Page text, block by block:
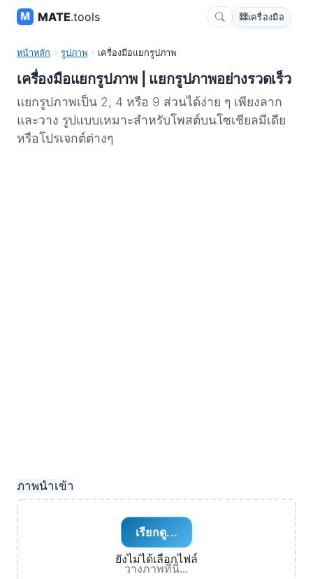
MATE.tools เครื่องมือ
หน้าหลัก รูปภาพ เครื่องมือแยกรูปภาพ
เครื่องมือแยกรูปภาพ | แยกรูปภาพอย่างรวดเร็ว
แยกรูปภาพเป็น 2, 4 หรือ 9 ส่วนได้ง่าย ๆ เพียงลาก
และวาง รูปแบบเหมาะสำหรับโพสต์บนโซเชียลมีเดีย
หรือโปรเจกต์ต่างๆ
ภาพนำเข้า
เรียกดู...
ยังไม่ได้เลือกไฟล์
วางภาพที่นี่...